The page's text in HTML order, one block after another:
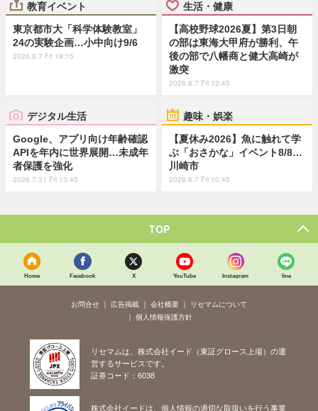
教育イベント
東京都市大「科学体験教室」
24の実験企画…小中向け9/6
2026.8.7 Fri 18:15
生活・健康
【高校野球2026夏】第3日朝
の部は東海大甲府が勝利、午
後の部で八幡商と健大高崎が
激突
2026.8.7 Fri 12:45
デジタル生活
Google、アプリ向け年齢確認
APIを年内に世界展開…未成年
者保護を強化
2026.7.31 Fri 13:45
趣味・娯楽
【夏休み2026】魚に触れて学
ぶ「おさかな」イベント8/8…
川崎市
2026.8.7 Fri 10:45
TOP
Home Facebook X YouTube Instagram line
お問合せ 広告掲載 会社概要
リセマムについて
個人情報保護方針
リセマムは、株式会社イード（東証グロース上場）の運
営するサービスです。
証券コード：6038
株式会社イードは、個人情報の適切な取扱いを行う事業